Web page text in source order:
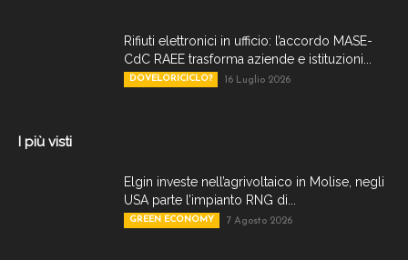
Rifiuti elettronici in ufficio: l’accordo MASE-
CdC RAEE trasforma aziende e istituzioni...
DOVELORICICLO? 16 Luglio 2026
I più visti
Elgin investe nell’agrivoltaico in Molise, negli
USA parte l’impianto RNG di...
GREEN ECONOMY 7 Agosto 2026